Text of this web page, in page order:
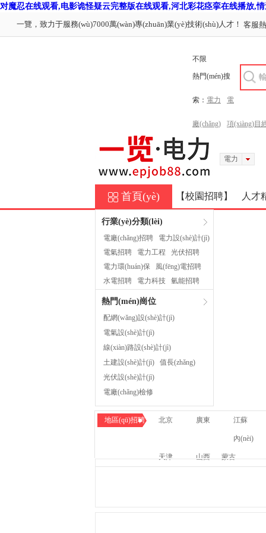
对魔忍在线观看,电影诡怪疑云完整版在线观看,河北彩花痉挛在线播放,
一覽，致力于服務(wù)7000萬(wàn)專(zhuān)業(yè)技術(shù)人才！ 客服
不限
熱門(mén)搜
索： 電力 電
廠(chǎng) 項(xiàng)目
電力
首頁(yè) 【校園招聘】 人才
行業(yè)分類(lèi)
電廠(chǎng)招聘
電力設(shè)計(jì)
電氣招聘
電力工程
光伏招聘
電力環(huán)保
風(fēng)電招聘
水電招聘
電力科技
氫能招聘
儲(chǔ)能招聘
充電樁招聘
熱門(mén)崗位
配網(wǎng)設(shè)計(jì)
電氣設(shè)計(jì)
線(xiàn)路設(shè)計(jì)
土建設(shè)計(jì)
值長(zhǎng)
光伏設(shè)計(jì)
電廠(chǎng)檢修
鍋爐專(zhuān)工
項(xiàng)目經(jīng)理
光伏系統(tǒng)工程師
造價(jià)/預(yù)算
地區(qū)招聘 北京 廣東 江蘇
天津 山西
內(nèi)
蒙古